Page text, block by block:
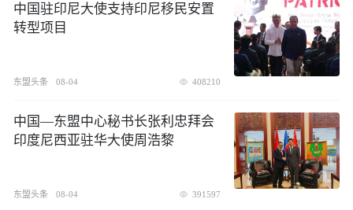
中国驻印尼大使支持印尼移民安置
转型项目
东盟头条 08-04 408210
中国—东盟中心秘书长张利忠拜会
印度尼西亚驻华大使周浩黎
东盟头条 08-04 391597